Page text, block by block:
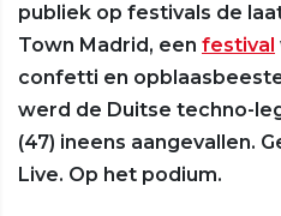
publiek op festivals de
Town Madrid, een festival
confetti en
werd de Duitse techno-
(47) ineens aangevallen.
Live. Op het podium.